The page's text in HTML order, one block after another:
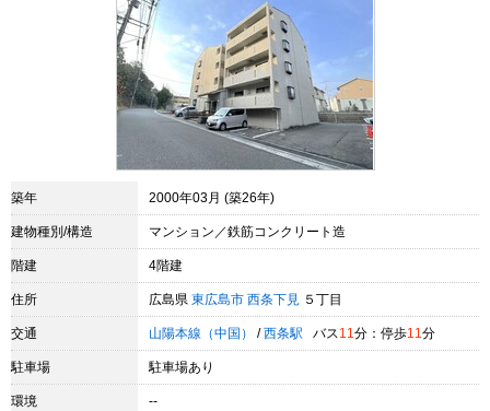
築年 2000年03月 (築26年)
建物種別/構造 マンション／鉄筋コンクリート造
階建 4階建
住所 広島県 東広島市 西条下見 ５丁目
交通 山陽本線（中国） / 西条駅 バス 11 分：停歩11 分
駐車場 駐車場あり
環境
--